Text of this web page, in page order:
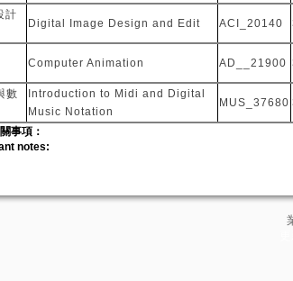
計
Digital Image Design and Edit ACI_20140
Computer Animation AD__21900
數
Introduction to Midi and Digital
Music Notation
MUS_37680
事項：
notes: